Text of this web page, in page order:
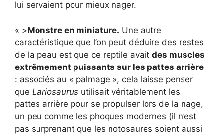
lui servaient pour mieux nager.
« >Monstre en miniature. Une autre
caractéristique que l’on peut déduire des restes
de la peau est que ce reptile avait des muscles
extrêmement puissants sur les pattes arrière
: associés au « palmage », cela laisse penser
que Lariosaurus utilisait véritablement les
pattes arrière pour se propulser lors de la nage,
un peu comme les phoques modernes (il n’est
pas surprenant que les notosaures soient aussi